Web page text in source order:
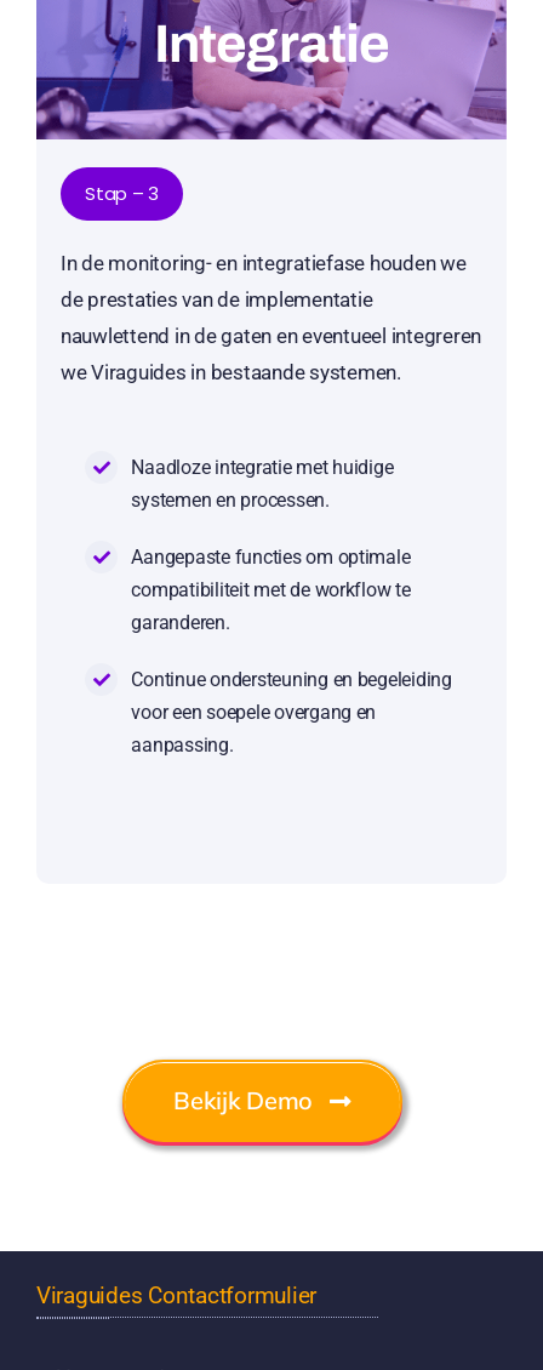
Integratie
Stap – 3
In de monitoring- en integratiefase houden we
de prestaties van de implementatie
nauwlettend in de gaten en eventueel integreren
we Viraguides in bestaande systemen.
Naadloze integratie met huidige
systemen en processen.
Aangepaste functies om optimale
compatibiliteit met de workflow te
garanderen.
Continue ondersteuning en begeleiding
voor een soepele overgang en
aanpassing.
Bekijk Demo
Viraguides Contactformulier